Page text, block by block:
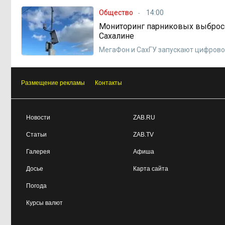
Общество 14:00
Мониторинг парниковых
Сахалине
МегаФон и СахГУ запускают
Размещение рекламы Контакты
Новости
Статьи
Галерея
Досье
Погода
Курсы валют
ZAB.RU
ZAB.TV
Афиша
Карта сайта